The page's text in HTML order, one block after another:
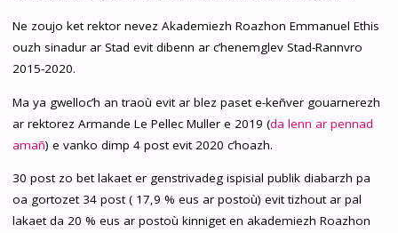
Ne zoujo ket rektor nevez Akademiezh Roazhon Emmanuel Ethis
ouzh sinadur ar Stad evit dibenn ar c’henemglev Stad-Rannvro
2015-2020.
Ma ya gwelloc’h an traoù evit ar blez paset e-keñver gouarnerezh
ar rektorez Armande Le Pellec Muller e 2019 (da lenn ar pennad
amañ) e vanko dimp 4 post evit 2020 c’hoazh.
30 post zo bet lakaet er genstrivadeg ispisial publik diabarzh pa
oa gortozet 34 post ( 17,9 % eus ar postoù) evit tizhout ar pal
lakaet da 20 % eus ar postoù kinniget en akademiezh Roazhon